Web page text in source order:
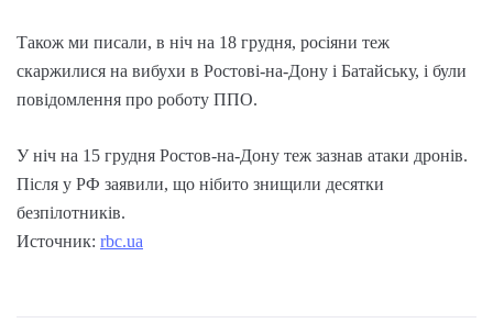
Також ми писали, в ніч на 18 грудня, росіяни теж
скаржилися на вибухи в Ростові-на-Дону і Батайську, і були
повідомлення про роботу ППО.
У ніч на 15 грудня Ростов-на-Дону теж зазнав атаки дронів.
Після у РФ заявили, що нібито знищили десятки
безпілотників.
Источник: rbc.ua